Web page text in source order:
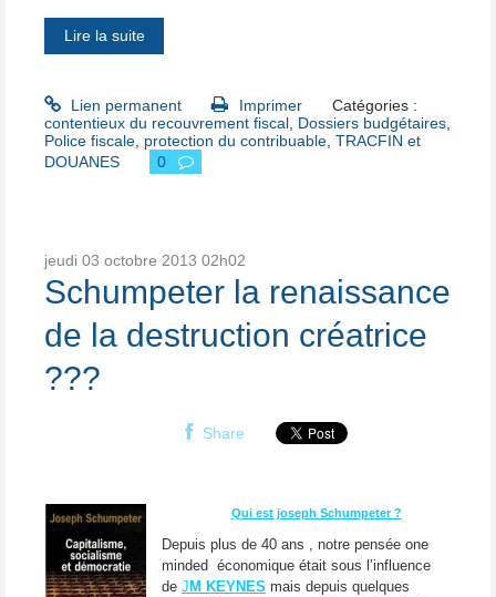
Lire la suite
Lien permanent Imprimer
Catégories :
contentieux du recouvrement fiscal, Dossiers budgétaires,
Police fiscale, protection du contribuable, TRACFIN et
DOUANES
0
jeudi 03 octobre 2013 02h02
Schumpeter la renaissance
de la destruction créatrice
???
Share
Qui est joseph Schumpeter ?
Depuis plus de 40 ans , notre pensée one
minded économique était sous l’influence
de J M KEYNES mais depuis quelques